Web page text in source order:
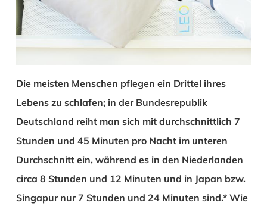
Die meisten Menschen pflegen ein Drittel ihres
Lebens zu schlafen; in der Bundesrepublik
Deutschland reiht man sich mit durchschnittlich 7
Stunden und 45 Minuten pro Nacht im unteren
Durchschnitt ein, während es in den Niederlanden
circa 8 Stunden und 12 Minuten und in Japan bzw.
Singapur nur 7 Stunden und 24 Minuten sind.* Wie